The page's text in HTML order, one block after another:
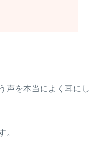
声を本当によく耳にし
。